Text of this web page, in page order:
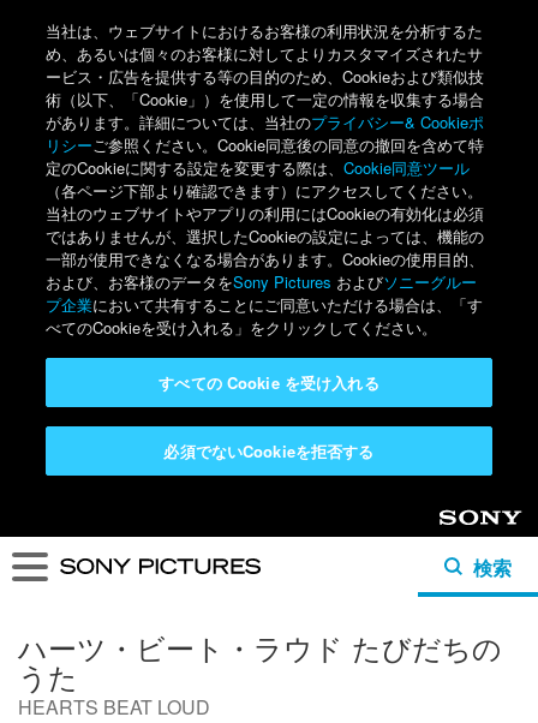
当社は、ウェブサイトにおけるお客様の利用状況を分析するた
め、あるいは個々のお客様に対してよりカスタマイズされたサ
ービス・広告を提供する等の目的のため、Cookieおよび類似技
術（以下、「Cookie」）を使用して一定の情報を収集する場合
があります。詳細については、当社のプライバシー& Cookieポ
リシーご参照ください。Cookie同意後の同意の撤回を含めて特
定のCookieに関する設定を変更する際は、Cookie同意ツール
（各ページ下部より確認できます）にアクセスしてください。
当社のウェブサイトやアプリの利用にはCookieの有効化は必須
ではありませんが、選択したCookieの設定によっては、機能の
一部が使用できなくなる場合があります。Cookieの使用目的、
および、お客様のデータをSony Pictures およびソニーグルー
プ企業において共有することにご同意いただける場合は、「す
べてのCookieを受け入れる」をクリックしてください。
必須でないCookieを拒否する
すべての Cookie を受け入れる
Sony
検索
ハーツ・ビート・ラウド たびだちの
うた
HEARTS BEAT LOUD